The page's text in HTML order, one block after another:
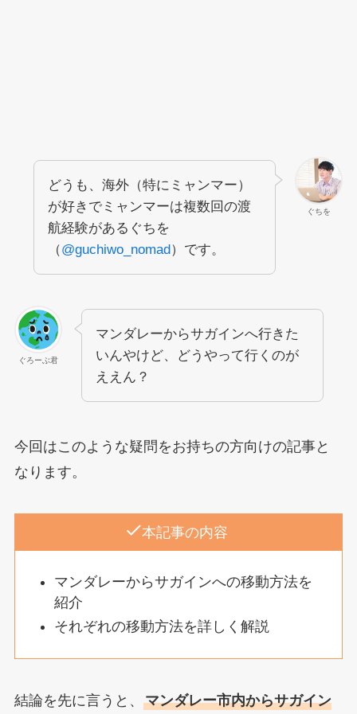
ぐちを
どうも、海外（特にミャンマー）
が好きでミャンマーは複数回の渡
航経験があるぐちを
（@guchiwo_nomad）です。
ぐろーぶ君
マンダレーからサガインへ行きた
いんやけど、どうやって行くのが
ええん？
今回はこのような疑問をお持ちの方向けの記事と
なります。
本記事の内容
マンダレーからサガインへの移動方法を
紹介
それぞれの移動方法を詳しく解説
結論を先に言うと、 マンダレー市内からサガイン